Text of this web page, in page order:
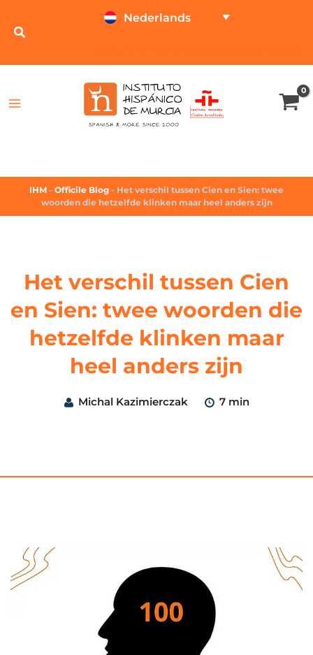
Nederlands
IHM - Officile Blog - Het verschil tussen Cien en Sien: twee
woorden die hetzelfde klinken maar heel anders zijn
Het verschil tussen Cien
en Sien: twee woorden die
hetzelfde klinken maar
heel anders zijn
Michal Kazimierczak 7 min